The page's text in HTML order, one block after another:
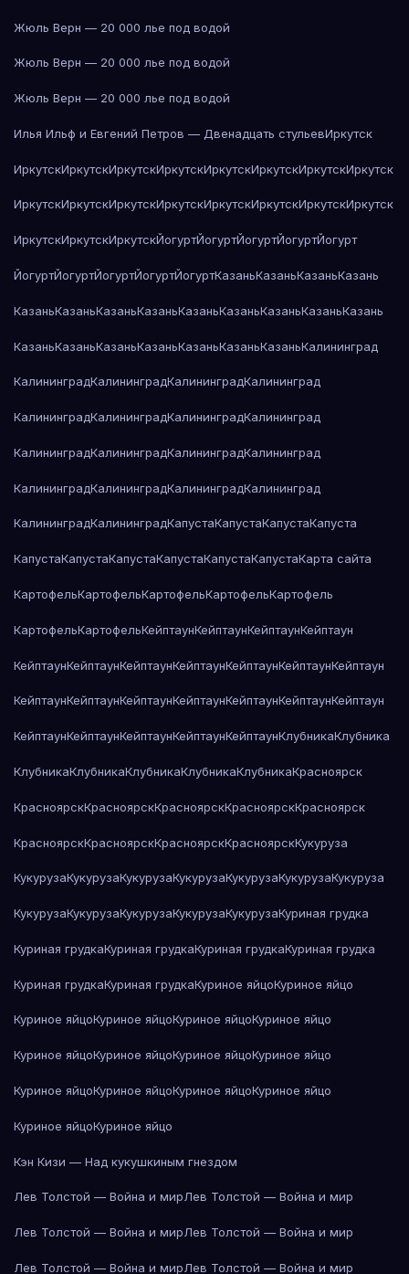
Жюль Верн — 20 000 лье под водой
Жюль Верн — 20 000 лье под водой
Жюль Верн — 20 000 лье под водой
Илья Ильф и Евгений Петров — Двенадцать стульевИркутск
ИркутскИркутскИркутскИркутскИркутскИркутскИркутскИркутск
ИркутскИркутскИркутскИркутскИркутскИркутскИркутскИркутск
ИркутскИркутскИркутскЙогуртЙогуртЙогуртЙогуртЙогурт
ЙогуртЙогуртЙогуртЙогуртЙогуртКазаньКазаньКазаньКазань
КазаньКазаньКазаньКазаньКазаньКазаньКазаньКазаньКазань
КазаньКазаньКазаньКазаньКазаньКазаньКазаньКалининград
КалининградКалининградКалининградКалининград
КалининградКалининградКалининградКалининград
КалининградКалининградКалининградКалининград
КалининградКалининградКалининградКалининград
КалининградКалининградКапустаКапустаКапустаКапуста
КапустаКапустаКапустаКапустаКапустаКапустаКарта сайта
КартофельКартофельКартофельКартофельКартофель
КартофельКартофельКейптаунКейптаунКейптаунКейптаун
КейптаунКейптаунКейптаунКейптаунКейптаунКейптаунКейптаун
КейптаунКейптаунКейптаунКейптаунКейптаунКейптаунКейптаун
КейптаунКейптаунКейптаунКейптаунКейптаунКлубникаКлубника
КлубникаКлубникаКлубникаКлубникаКлубникаКрасноярск
КрасноярскКрасноярскКрасноярскКрасноярскКрасноярск
КрасноярскКрасноярскКрасноярскКрасноярскКукуруза
КукурузаКукурузаКукурузаКукурузаКукурузаКукурузаКукуруза
КукурузаКукурузаКукурузаКукурузаКукурузаКуриная грудка
Куриная грудкаКуриная грудкаКуриная грудкаКуриная грудка
Куриная грудкаКуриная грудкаКуриное яйцоКуриное яйцо
Куриное яйцоКуриное яйцоКуриное яйцоКуриное яйцо
Куриное яйцоКуриное яйцоКуриное яйцоКуриное яйцо
Куриное яйцоКуриное яйцоКуриное яйцоКуриное яйцо
Куриное яйцоКуриное яйцо
Кэн Кизи — Над кукушкиным гнездом
Лев Толстой — Война и мирЛев Толстой — Война и мир
Лев Толстой — Война и мирЛев Толстой — Война и мир
Лев Толстой — Война и мирЛев Толстой — Война и мир